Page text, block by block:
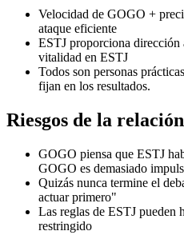
Velocidad de GOGO +
ataque eficiente
ESTJ proporciona
vitalidad en ESTJ
Todos son personas
fijan en los resultados.
Riesgos de la relación
GOGO piensa que ESTJ
GOGO es demasiado
Quizás nunca termine el
actuar primero"
Las reglas de ESTJ pueden
restringido